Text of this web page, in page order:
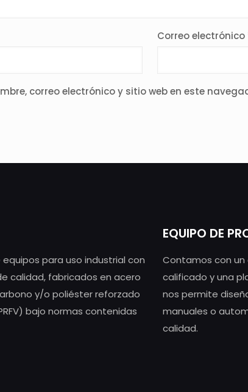
Correo electrónico
correo electrónico y sitio web en este
para uso industrial con
calidad, fabricados en acero
y/o poliéster reforzado
bajo normas contenidas
EQUIPO DE
Contamos con
calificado y una
nos permite
manuales o
calidad.